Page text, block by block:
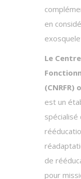
en
Le
(CNRFR)
est un
spécialisé
de
pour